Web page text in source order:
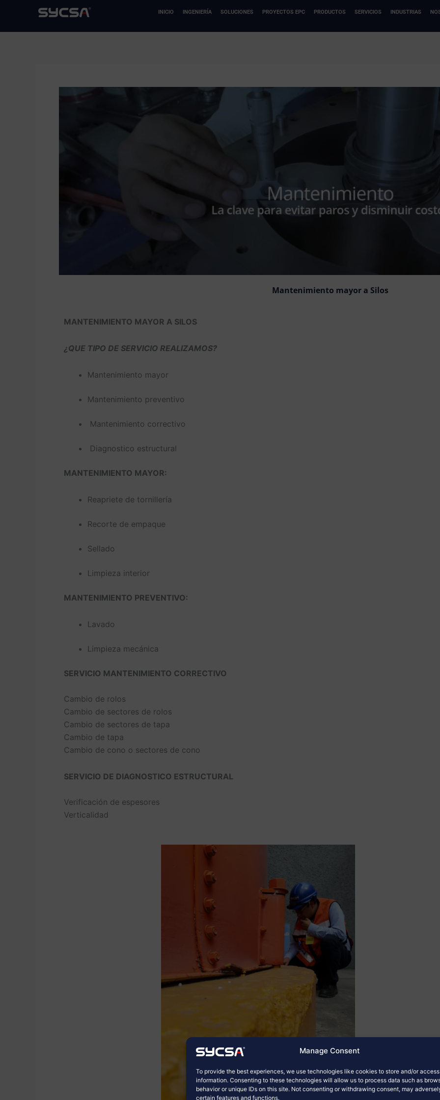
Manage Consent
To provide the best experiences, we use technologies like cookies to store and/or
information. Consenting to these technologies will allow us to process data such as
behavior or unique IDs on this site. Not consenting or withdrawing consent, may
certain features and functions.
contenido
INICIO INGENIERÍA SOLUCIONES PROYECTOS EPC PRODUCTOS SERVICIOS INDUSTRIAS
Mantenimiento mayor a Silos
MANTENIMIENTO MAYOR A SILOS
¿QUE TIPO DE SERVICIO REALIZAMOS?
Mantenimiento mayor
Mantenimiento preventivo
Mantenimiento correctivo
Diagnostico estructural
MANTENIMIENTO MAYOR:
Reapriete de tornillería
Recorte de empaque
Sellado
Limpieza interior
MANTENIMIENTO PREVENTIVO:
Lavado
Limpieza mecánica
SERVICIO MANTENIMIENTO CORRECTIVO
Cambio de rolos
Cambio de sectores de rolos
Cambio de sectores de tapa
Cambio de tapa
Cambio de cono o sectores de cono
SERVICIO DE DIAGNOSTICO ESTRUCTURAL
Verificación de espesores
Verticalidad